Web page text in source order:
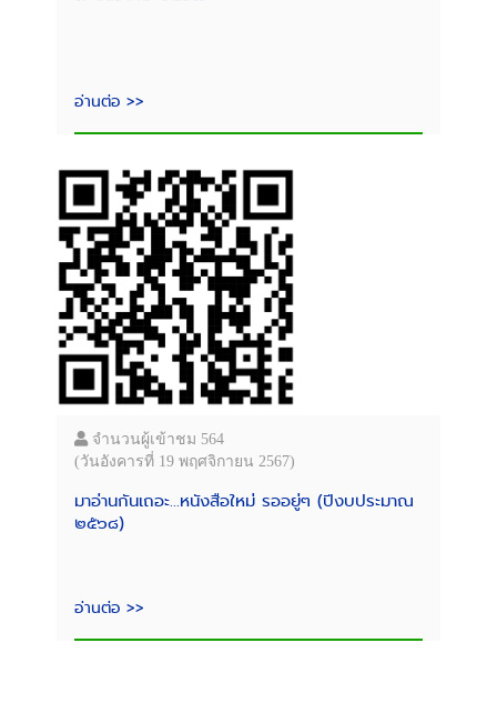
อ่านต่อ >>
จำนวนผู้เข้าชม 564
(วันอังคารที่ 19 พฤศจิกายน 2567)
มาอ่านกันเถอะ...หนังสือใหม่ รออยู่ๆ (ปีงบประมาณ
๒๕๖๘)
อ่านต่อ >>